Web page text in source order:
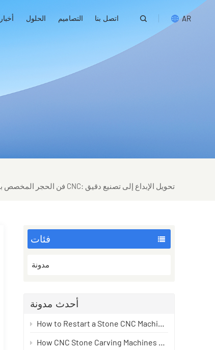
أخبار الحلول التصاميم اتصل بنا AR
العربية
فن الحجر المخصص باستخدام آلات CNC: تحويل الإبداع إلى تصنيع دقيق
فئات
مدونة
أحدث مدونة
How to Restart a Stone CNC Machine After Long-Term Downtime Without Damaging It
How CNC Stone Carving Machines Create Toolpaths: From Design to Precision Carving